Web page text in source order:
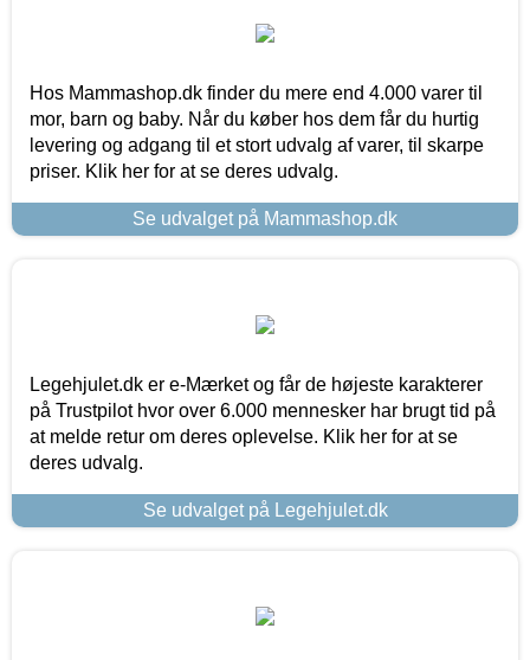
Hos Mammashop.dk finder du mere end 4.000 varer til
mor, barn og baby. Når du køber hos dem får du hurtig
levering og adgang til et stort udvalg af varer, til skarpe
priser. Klik her for at se deres udvalg.
Se udvalget på Mammashop.dk
Legehjulet.dk er e-Mærket og får de højeste karakterer
på Trustpilot hvor over 6.000 mennesker har brugt tid på
at melde retur om deres oplevelse. Klik her for at se
deres udvalg.
Se udvalget på Legehjulet.dk